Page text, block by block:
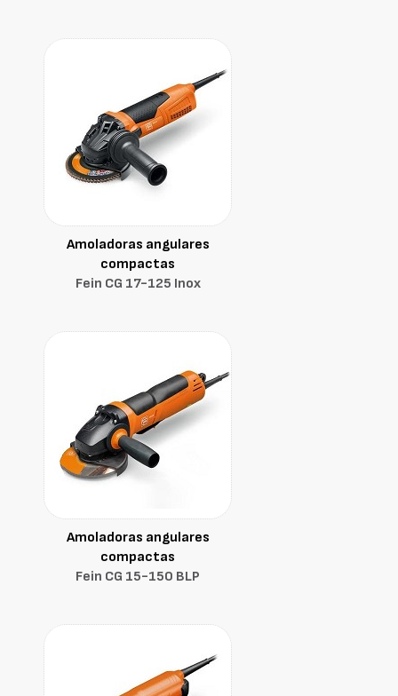
Amoladoras angulares
compactas
Fein CG 17-125 Inox
Amoladoras angulares
compactas
Fein CG 15-150 BLP